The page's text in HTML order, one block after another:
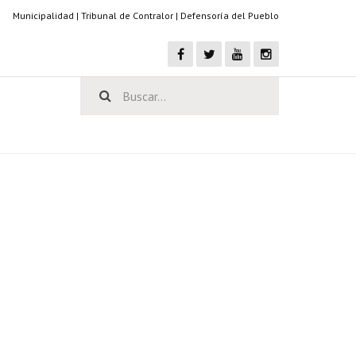
Municipalidad | Tribunal de Contralor | Defensoría del Pueblo